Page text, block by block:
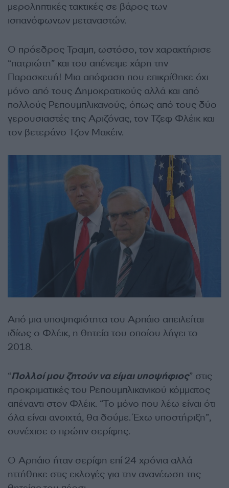
μεροληπτικές τακτικές σε βάρος των
ισπανόφωνων μεταναστών.
Ο πρόεδρος Τραμπ, ωστόσο, τον χαρακτήρισε
“πατριώτη” και του απένειμε χάρη την
Παρασκευή! Μια απόφαση που επικρίθηκε όχι
μόνο από τους Δημοκρατικούς αλλά και από
πολλούς Ρεπουμπλικανούς, όπως από τους δύο
γερουσιαστές της Αριζόνας, τον Τζεφ Φλέικ και
τον βετεράνο Τζον Μακέιν.
Από μια υποψηφιότητα του Αρπάιο απειλείται
ιδίως ο Φλέικ, η θητεία του οποίου λήγει το
2018.
“Πολλοί μου ζητούν να είμαι υποψήφιος” στις
προκριματικές του Ρεπουμπλικανικού κόμματος
απέναντι στον Φλέικ. “Το μόνο που λέω είναι ότι
όλα είναι ανοιχτά, θα δούμε. Έχω υποστήριξη”,
συνέχισε ο πρώην σερίφης.
Ο Αρπάιο ήταν σερίφη επί 24 χρόνια αλλά
ηττήθηκε στις εκλογές για την ανανέωση της